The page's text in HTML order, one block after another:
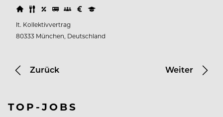
lt. Kollektivvertrag
80333 München, Deutschland
Zurück Weiter
TOP-JOBS